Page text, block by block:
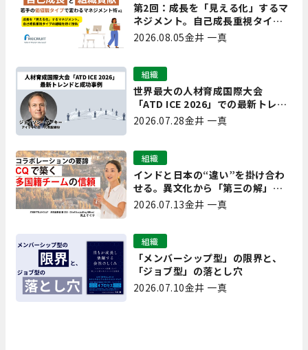
第2回：成長を「見える化」するマ
ネジメント。自己成長重視タイプ
の離職を防ぐ技術
2026.08.05金井 一真
世界最大の人材育成国際大会
「ATD ICE 2026」での最新トレン
ドと成功事例｜「重要で実用的
な、日本にも合う」ホットトピッ
組織
2026.07.28金井 一真
インドと日本の“違い”を掛け合わ
せる。異文化から「第三の解」を
生み出す実践【現場を変えるCQ白
組織
2026.07.13金井 一真
「メンバーシップ型」の限界と、
「ジョブ型」の落とし穴
組織
2026.07.10金井 一真